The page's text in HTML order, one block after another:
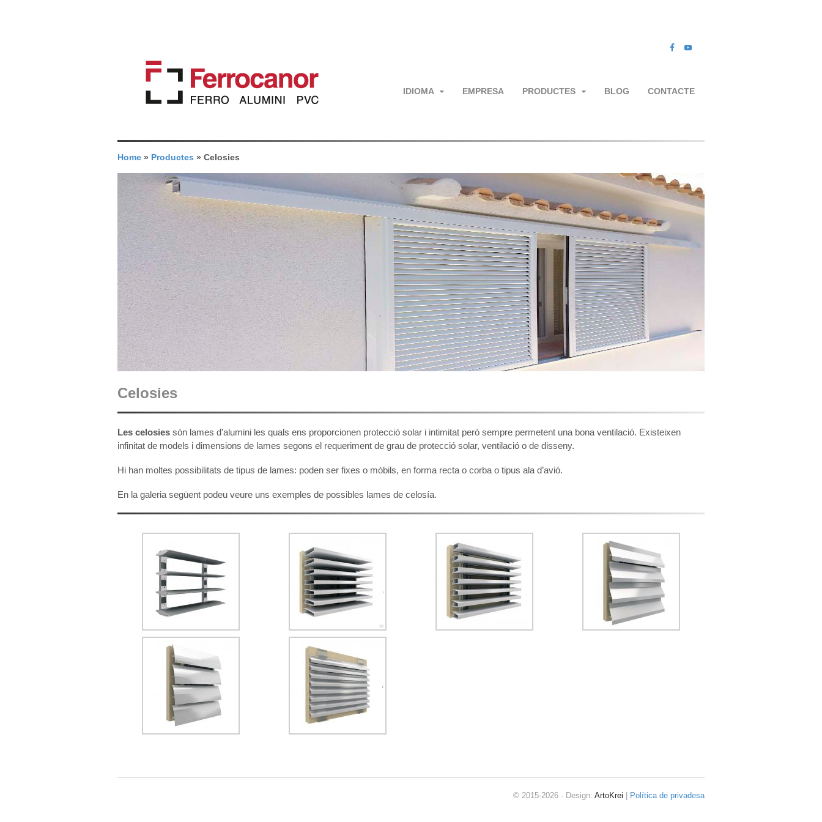
IDIOMA EMPRESA PRODUCTES BLOG CONTACTE
Home » Productes » Celosies
Celosies
Les celosies són lames d’alumini les quals ens proporcionen protecció solar i intimitat però sempre permetent una bona ventilació. Existeixen
infinitat de models i dimensions de lames segons el requeriment de grau de protecció solar, ventilació o de disseny.
Hi han moltes possibilitats de tipus de lames: poden ser fixes o mòbils, en forma recta o corba o tipus ala d’avió.
En la galeria següent podeu veure uns exemples de possibles lames de celosía.
© 2015-2026 · Design: ArtoKrei Política de privadesa